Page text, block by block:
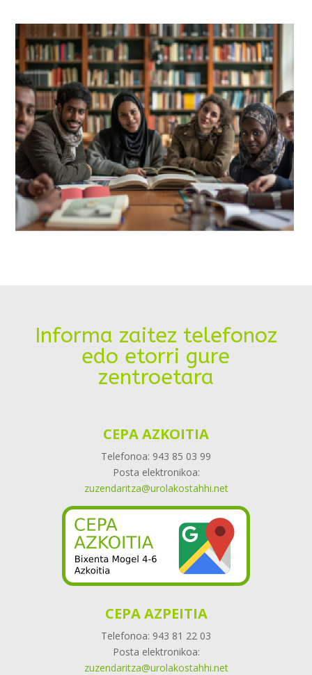
Informa zaitez telefonoz
edo etorri gure
zentroetara
CEPA AZKOITIA
Telefonoa: 943 85 03 99
Posta elektronikoa:
zuzendaritza@urolakostahhi.net
CEPA AZPEITIA
Telefonoa: 943 81 22 03
Posta elektronikoa:
zuzendaritza@urolakostahhi.net